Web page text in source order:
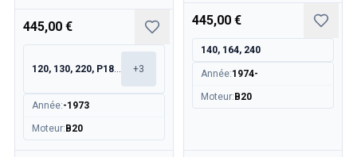
445,00 €
120, 130, 220, P1800 +3
Année:-1973
Moteur: B20
445,00 €
140, 164, 240
Année:1974-
Moteur: B20